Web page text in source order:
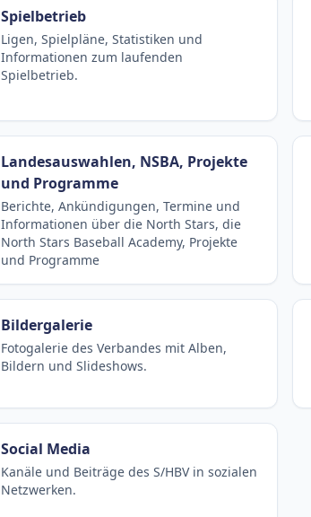
Spielbetrieb
Ligen, Spielpläne, Statistiken und
Informationen zum laufenden
Spielbetrieb.
Landesauswahlen, NSBA, Projekte
und Programme
Berichte, Ankündigungen, Termine und
Informationen über die North Stars, die
North Stars Baseball Academy, Projekte
und Programme
Bildergalerie
Fotogalerie des Verbandes mit Alben,
Bildern und Slideshows.
Social Media
Kanäle und Beiträge des S/HBV in sozialen
Netzwerken.